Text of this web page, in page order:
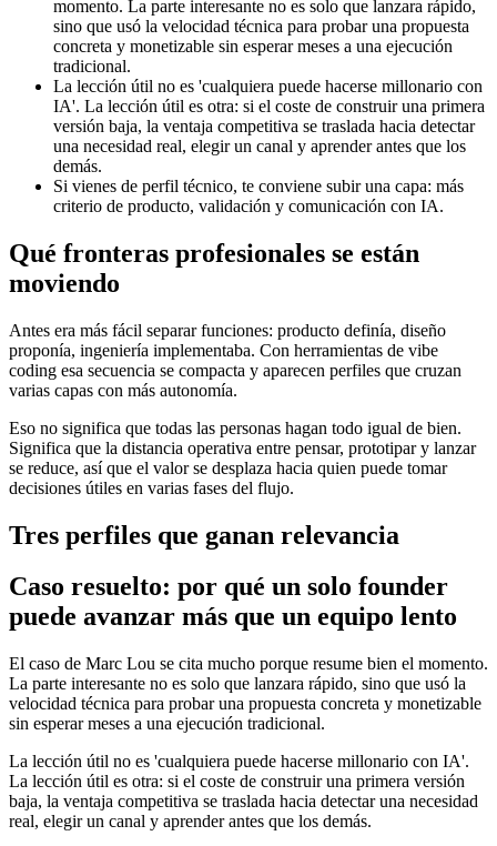
momento. La parte interesante no es solo que lanzara rápido,
sino que usó la velocidad técnica para probar una propuesta
concreta y monetizable sin esperar meses a una ejecución
tradicional.
La lección útil no es 'cualquiera puede hacerse millonario con
IA'. La lección útil es otra: si el coste de construir una primera
versión baja, la ventaja competitiva se traslada hacia detectar
una necesidad real, elegir un canal y aprender antes que los
demás.
Si vienes de perfil técnico, te conviene subir una capa: más
criterio de producto, validación y comunicación con IA.
Qué fronteras profesionales se están
moviendo
Antes era más fácil separar funciones: producto definía, diseño
proponía, ingeniería implementaba. Con herramientas de vibe
coding esa secuencia se compacta y aparecen perfiles que cruzan
varias capas con más autonomía.
Eso no significa que todas las personas hagan todo igual de bien.
Significa que la distancia operativa entre pensar, prototipar y lanzar
se reduce, así que el valor se desplaza hacia quien puede tomar
decisiones útiles en varias fases del flujo.
Tres perfiles que ganan relevancia
Caso resuelto: por qué un solo founder
puede avanzar más que un equipo lento
El caso de Marc Lou se cita mucho porque resume bien el momento.
La parte interesante no es solo que lanzara rápido, sino que usó la
velocidad técnica para probar una propuesta concreta y monetizable
sin esperar meses a una ejecución tradicional.
La lección útil no es 'cualquiera puede hacerse millonario con IA'.
La lección útil es otra: si el coste de construir una primera versión
baja, la ventaja competitiva se traslada hacia detectar una necesidad
real, elegir un canal y aprender antes que los demás.